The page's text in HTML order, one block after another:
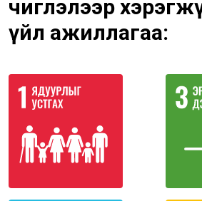
чиглэлээр
үйл ажиллагаа: